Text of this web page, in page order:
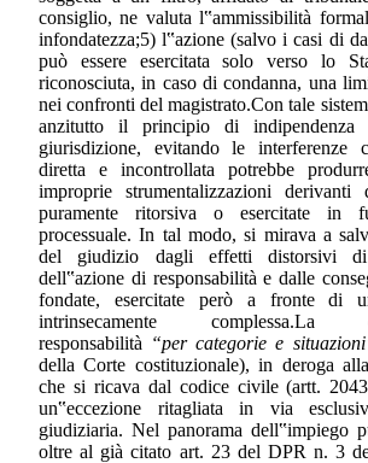
consiglio, ne valuta l‟ammissibilità
infondatezza;5) l‟azione (salvo i casi di
può essere esercitata solo verso lo
riconosciuta, in caso di condanna, una
nei confronti del magistrato.Con tale
anzitutto il principio di indipendenza
giurisdizione, evitando le interferenze
diretta e incontrollata potrebbe
improprie strumentalizzazioni
puramente ritorsiva o esercitate in
processuale. In tal modo, si mirava a
del giudizio dagli effetti distorsivi
dell‟azione di responsabilità e dalle
fondate, esercitate però a fronte di
intrinsecamente
responsabilità “per categorie e
della Corte costituzionale), in deroga
che si ricava dal codice civile (artt.
un‟eccezione ritagliata in via
giudiziaria. Nel panorama dell‟impiego
oltre al già citato art. 23 del DPR n. 3